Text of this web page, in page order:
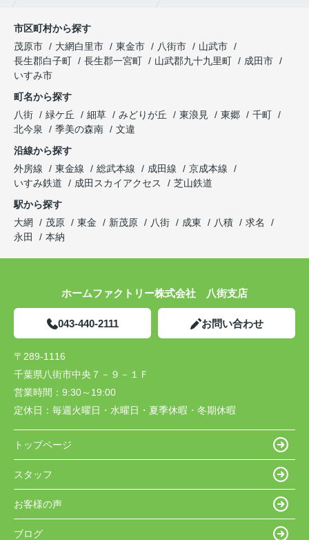
市区町村から探す
茂原市
大網白里市 東金市 八街市
山武市
長生郡白子町
長生郡一宮町 山武郡九十九里町
成田市
いすみ市
町名から探す
八街
緑ケ丘 細草 みどりが丘 東浪見 東郷
千町
北今泉
季美の森南
文違
沿線から探す
外房線
東金線 総武本線 成田線
京成本線
いすみ鉄道
成田スカイアクセス
芝山鉄道
駅から探す
大網
茂原 東金 新茂原 八街 成東 八積
求名
永田
本納
ホームファクトリー株式会社 八街支店
043-440-2111 お問い合わせ
〒289-1116
千葉県八街市中央７－９－１Ｆ
営業時間： 9:30～19:00
定休日： 毎週火曜日・水曜日・夏季休暇・冬期休暇
トップページ
スタッフ
お客様の声
ブログ